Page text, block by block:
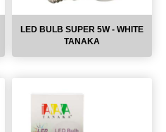
LED BULB SUPER 5W - WHITE
TANAKA